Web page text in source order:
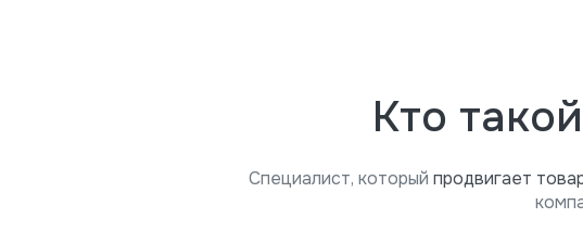
Кто
Специалист, который продвигает